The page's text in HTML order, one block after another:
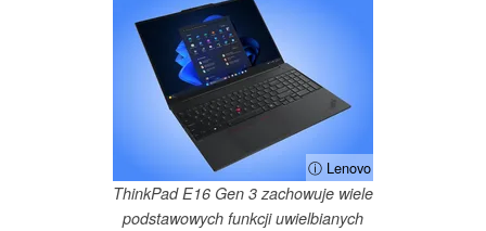
ⓘ Lenovo
ThinkPad E16 Gen 3 zachowuje wiele
podstawowych funkcji uwielbianych